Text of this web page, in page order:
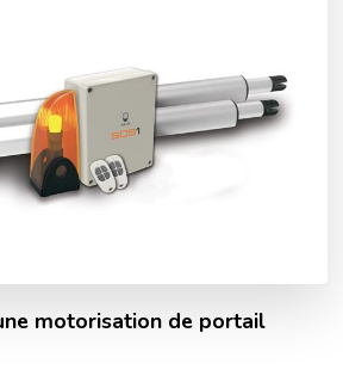
motorisation de portail